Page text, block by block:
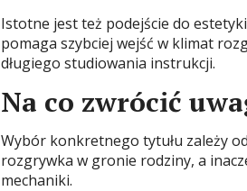
Istotne jest też podejście do
pomaga szybciej wejść w klimat
długiego studiowania instrukcji.
Na co zwrócić
Wybór konkretnego tytułu zależy
rozgrywka w gronie rodziny, a
mechaniki.